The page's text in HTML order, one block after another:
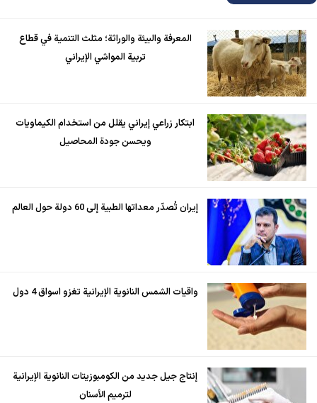
المعرفة والبيئة والوراثة؛ مثلث التنمية في قطاع
تربية المواشي الإيراني
ابتكار زراعي إيراني يقلل من استخدام الكيماويات
ويحسن جودة المحاصيل
إيران تُصدّر معداتها الطبية إلى 60 دولة حول العالم
واقيات الشمس النانوية الإيرانية تغزو اسواق 4 دول
إنتاج جيل جديد من الكومبوزيتات النانوية الإيرانية
لترميم الأسنان